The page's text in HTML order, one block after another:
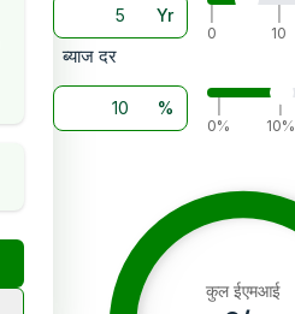
Yr
0
10
ब्याज दर
%
0%
|
10%
कुल ईएमआई